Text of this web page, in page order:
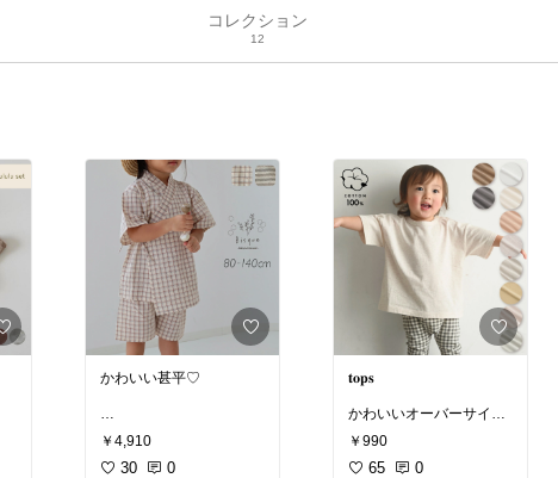
コレクション
12
かわいい甚平♡
#韓国子供服
外子供服
#キッズ #ベビー
￥4,910
30 0
𝐭𝐨𝐩𝐬
かわいいオーバーサイズ
感🫶
￥990
65 0